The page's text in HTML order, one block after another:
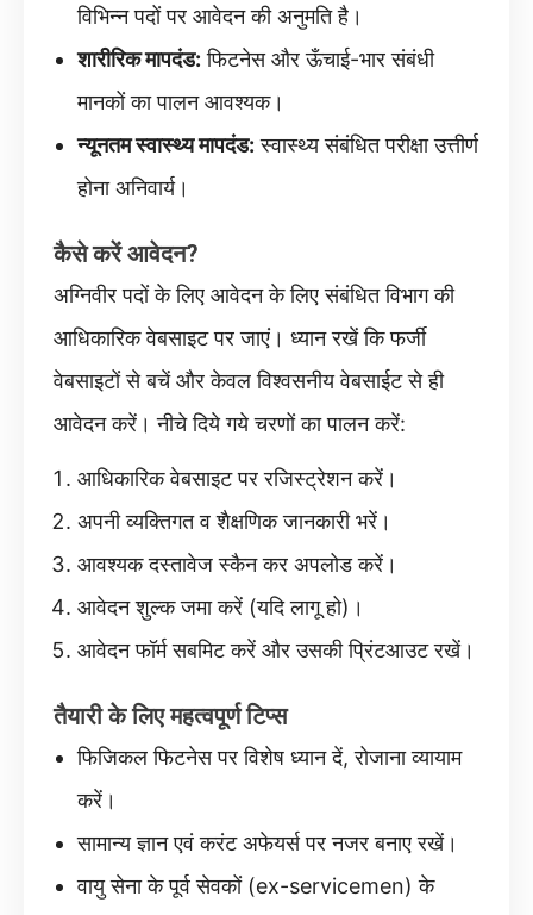
विभिन्न पदों पर आवेदन की अनुमति है।
शारीरिक मापदंड: फिटनेस और ऊँचाई-भार संबंधी
मानकों का पालन आवश्यक।
न्यूनतम स्वास्थ्य मापदंड: स्वास्थ्य संबंधित परीक्षा उत्तीर्ण
होना अनिवार्य।
कैसे करें आवेदन?
अग्निवीर पदों के लिए आवेदन के लिए संबंधित विभाग की
आधिकारिक वेबसाइट पर जाएं। ध्यान रखें कि फर्जी
वेबसाइटों से बचें और केवल विश्वसनीय वेबसाईट से ही
आवेदन करें। नीचे दिये गये चरणों का पालन करें:
आधिकारिक वेबसाइट पर रजिस्ट्रेशन करें।
अपनी व्यक्तिगत व शैक्षणिक जानकारी भरें।
आवश्यक दस्तावेज स्कैन कर अपलोड करें।
आवेदन शुल्क जमा करें (यदि लागू हो)।
आवेदन फॉर्म सबमिट करें और उसकी प्रिंटआउट रखें।
तैयारी के लिए महत्वपूर्ण टिप्स
फिजिकल फिटनेस पर विशेष ध्यान दें, रोजाना व्यायाम
करें।
सामान्य ज्ञान एवं करंट अफेयर्स पर नजर बनाए रखें।
वायु सेना के पूर्व सेवकों (ex-servicemen) के